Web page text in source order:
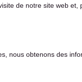
de notre site web
nous obtenons des